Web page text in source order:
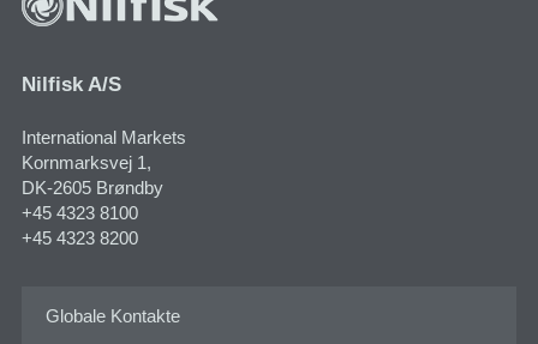
Nilfisk A/S
International Markets
Kornmarksvej 1​,
DK-2605 Brøndby
+45 4323 8100
+45 4323 8200
Globale Kontakte